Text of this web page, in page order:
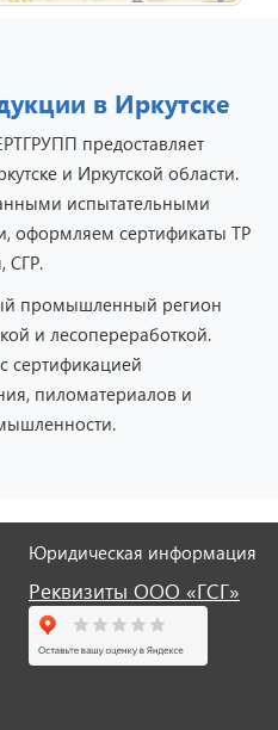
в Иркутске
предоставляет
и Иркутской области.
испытательными
оформляем сертификаты ТР
СГР.
промышленный регион
и лесопереработкой.
сертификацией
пиломатериалов и
Юридическая информация
Реквизиты ООО «ГСГ»